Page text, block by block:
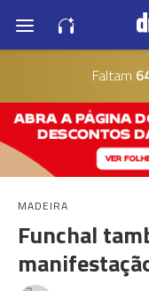
Faltam
MADEIRA
Funchal